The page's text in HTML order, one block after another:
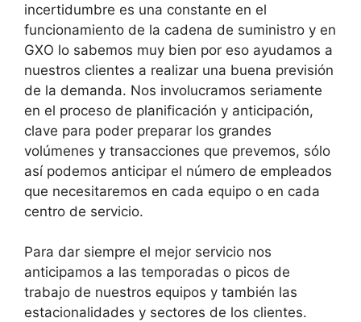
incertidumbre es una constante en el
funcionamiento de la cadena de suministro y en
GXO lo sabemos muy bien por eso ayudamos a
nuestros clientes a realizar una buena previsión
de la demanda. Nos involucramos seriamente
en el proceso de planificación y anticipación,
clave para poder preparar los grandes
volúmenes y transacciones que prevemos, sólo
así podemos anticipar el número de empleados
que necesitaremos en cada equipo o en cada
centro de servicio.
Para dar siempre el mejor servicio nos
anticipamos a las temporadas o picos de
trabajo de nuestros equipos y también las
estacionalidades y sectores de los clientes.